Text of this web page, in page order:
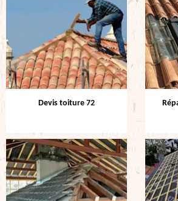
Devis toiture 72